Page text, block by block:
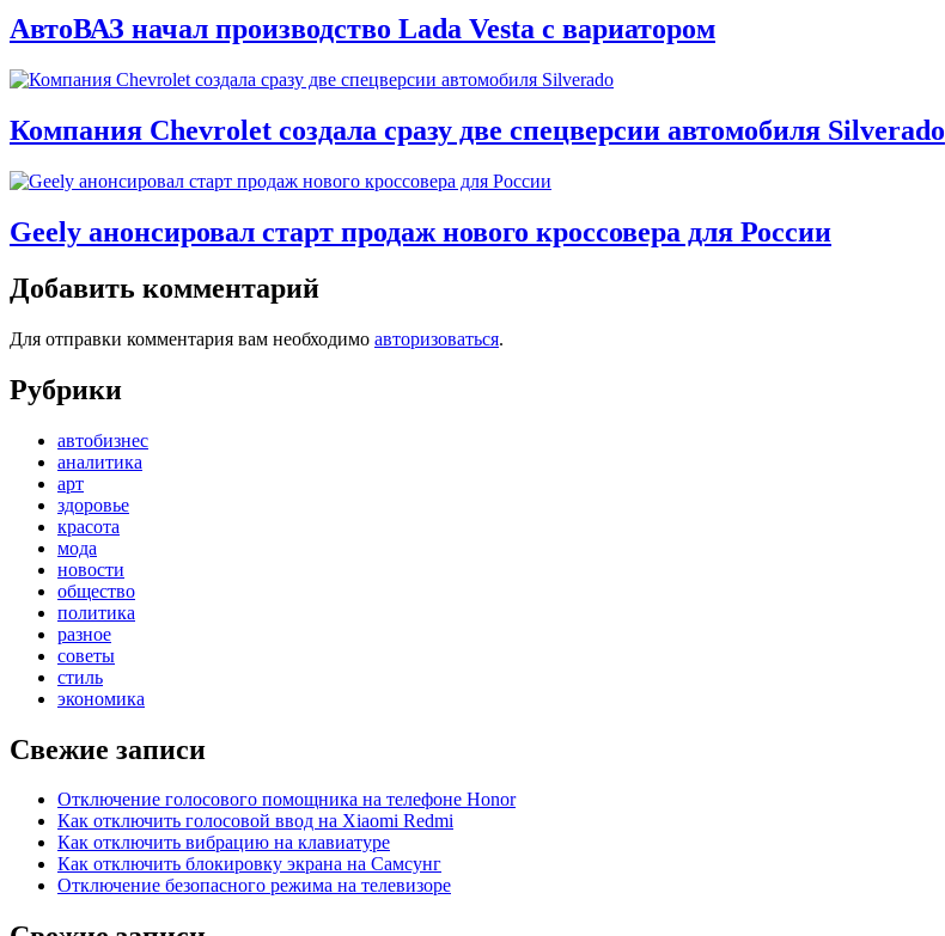
АвтоВАЗ начал производство Lada Vesta с вариатором
Компания Chevrolet создала сразу две спецверсии автомобиля Silverado
Geely анонсировал старт продаж нового кроссовера для России
Добавить комментарий
Для отправки комментария вам необходимо авторизоваться.
Рубрики
автобизнес
аналитика
арт
здоровье
красота
мода
новости
общество
политика
разное
советы
стиль
экономика
Свежие записи
Отключение голосового помощника на телефоне Honor
Как отключить голосовой ввод на Xiaomi Redmi
Как отключить вибрацию на клавиатуре
Как отключить блокировку экрана на Самсунг
Отключение безопасного режима на телевизоре